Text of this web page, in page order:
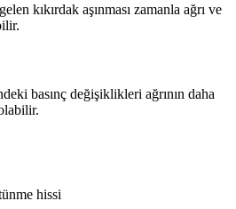
kıkırdak aşınması zamanla ağrı ve
basınç değişiklikleri ağrının daha
hissi